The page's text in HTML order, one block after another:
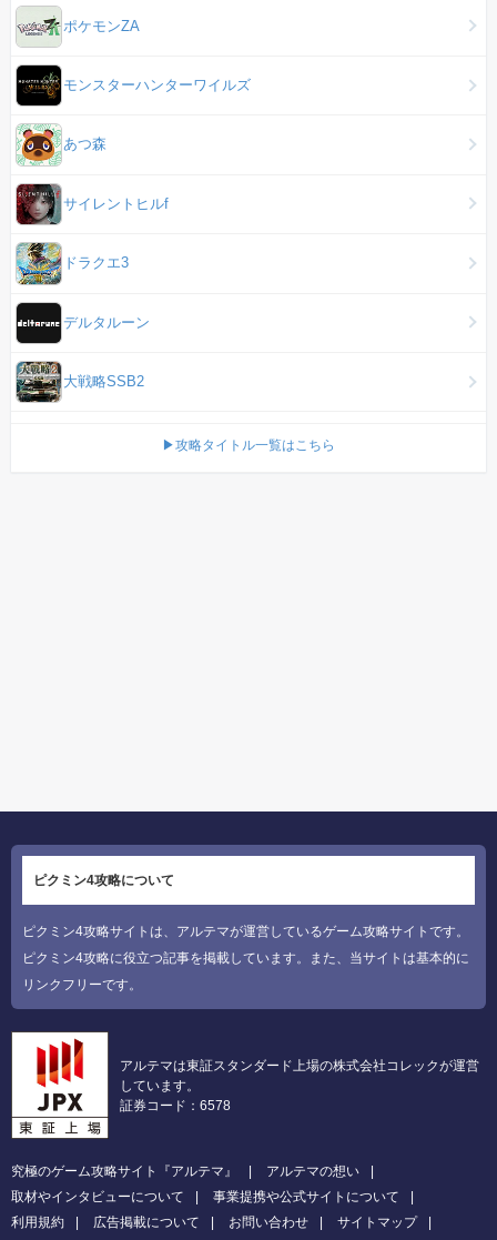
ポケモンZA
モンスターハンターワイルズ
あつ森
サイレントヒルf
ドラクエ3
デルタルーン
大戦略SSB2
▶攻略タイトル一覧はこちら
ピクミン4攻略について
ピクミン4攻略サイトは、アルテマが運営しているゲーム攻略サイトです。
ピクミン4攻略に役立つ記事を掲載しています。また、当サイトは基本的に
リンクフリーです。
アルテマは東証スタンダード上場の株式会社コレックが運営
しています。
証券コード：6578
究極のゲーム攻略サイト『アルテマ』
アルテマの想い
取材やインタビューについて
事業提携や公式サイトについて
利用規約
広告掲載について お問い合わせ サイトマップ